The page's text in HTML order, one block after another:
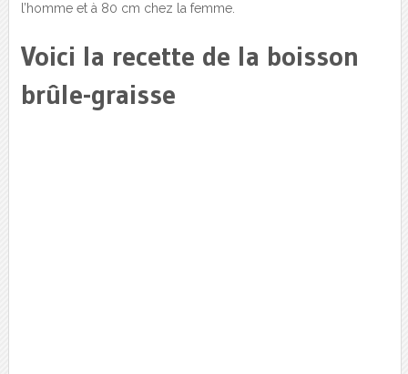
l’homme et à 80 cm chez la femme.
Voici la recette de la boisson
brûle-graisse